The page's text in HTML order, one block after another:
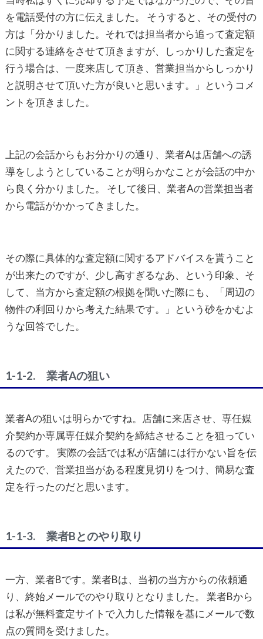
を電話受付の方に伝えました。 そうすると、その受付の
方は「分かりました。それでは担当者から追って査定額
に関する連絡をさせて頂きますが、しっかりした査定を
行う場合は、一度来店して頂き、営業担当からしっかり
と説明させて頂いた方が良いと思います。」というコメ
ントを頂きました。
上記の会話からもお分かりの通り、業者Aは店舗への誘
導をしようとしていることが明らかなことが会話の中か
ら良く分かりました。 そして後日、業者Aの営業担当者
から電話がかかってきました。
その際に具体的な査定額に関するアドバイスを貰うこと
が出来たのですが、少し高すぎるなあ、という印象、そ
して、当方から査定額の根拠を聞いた際にも、「周辺の
物件の利回りから考えた結果です。」という砂をかむよ
うな回答でした。
1-1-2. 業者Aの狙い
業者Aの狙いは明らかですね。店舗に来店させ、専任媒
介契約か専属専任媒介契約を締結させることを狙ってい
るのです。 実際の会話では私が店舗には行かない旨を伝
えたので、営業担当がある程度見切りをつけ、簡易な査
定を行ったのだと思います。
1-1-3. 業者Bとのやり取り
一方、業者Bです。業者Bは、当初の当方からの依頼通
り、終始メールでのやり取りとなりました。 業者Bから
は私が無料査定サイトで入力した情報を基にメールで数
点の質問を受けました。